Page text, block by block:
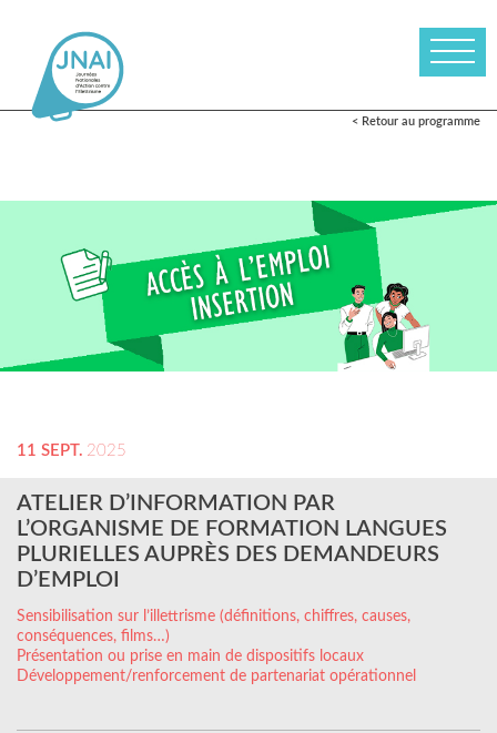
< Retour au programme
11 SEPT. 2025
ATELIER D’INFORMATION PAR
L’ORGANISME DE FORMATION LANGUES
PLURIELLES AUPRÈS DES DEMANDEURS
D’EMPLOI
Sensibilisation sur l’illettrisme (définitions, chiffres, causes,
conséquences, films…)
Présentation ou prise en main de dispositifs locaux
Développement/renforcement de partenariat opérationnel